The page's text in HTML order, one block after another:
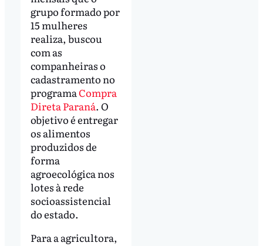
grupo formado por
15 mulheres
realiza, buscou
com as
companheiras o
cadastramento no
programaCompra
Direta Paraná. O
objetivo é entregar
os alimentos
produzidos de
forma
agroecológica nos
lotes à rede
socioassistencial
do estado.
Para a agricultora,